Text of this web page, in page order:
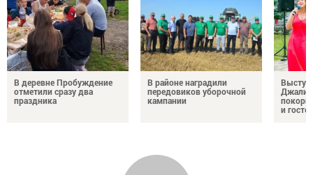
В деревне Пробуждение
отметили сразу два
праздника
В районе наградили
передовиков уборочной
кампании
и